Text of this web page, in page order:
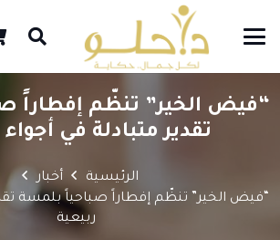
“فيض الخير” تنظّم إفطاراً
تقدير متبادلة في أجواء
الرئيسية
أخبار
“فيض الخير” تنظّم إفطاراً صباحياً بلمسة
ربيعية